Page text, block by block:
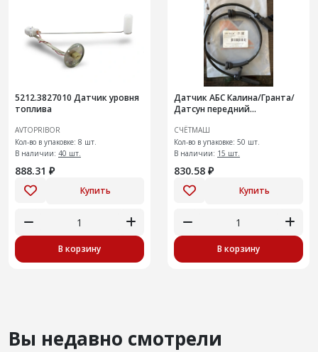
5212.3827010 Датчик уровня
топлива
AVTOPRIBOR
Кол-во в упаковке: 8 шт.
В наличии: 40 шт.
888.31 ₽
Купить
В корзину
Датчик АБС Калина/Гранта/
Датсун передний
СЧЁТМАШ
Кол-во в упаковке: 50 шт.
В наличии: 15 шт.
830.58 ₽
Купить
В корзину
Вы недавно смотрели